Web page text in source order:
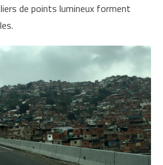
de points lumineux forment